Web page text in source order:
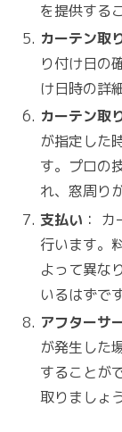
を提供する
カーテン取
り付け日の
け日時の詳
カーテン取
が指定した
す。プロの
れ、窓周り
支払い ：
行います。
よって異な
いるはずです
アフターサ
が発生した
することが
取りましょう